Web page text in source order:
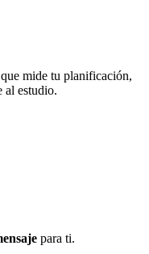
mide tu planificación,
al estudio.
para ti.